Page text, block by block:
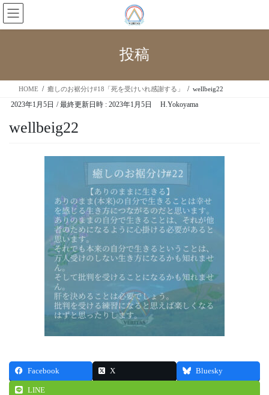
投稿
HOME 癒しのお裾分け#18「死を受けいれ感謝する」 wellbeig22
2023年1月5日 / 最終更新日時 : 2023年1月5日 H.Yokoyama
wellbeig22
Facebook X Bluesky
LINE